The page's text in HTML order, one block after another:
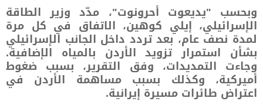
وبحسب "يديعوت أحرونوت"، مدّد وزير الطاقة
الإسرائيلي، إيلي كوهين، الاتفاق في كل مرة
لمدة نصف عام، بعد تردد داخل الجانب الإسرائيلي
بشأن استمرار تزويد الأردن بالمياه الإضافية.
وجاءت التمديدات، وفق التقرير، بسبب ضغوط
أميركية، وكذلك بسبب مساهمة الأردن في
اعتراض طائرات مسيرة إيرانية.